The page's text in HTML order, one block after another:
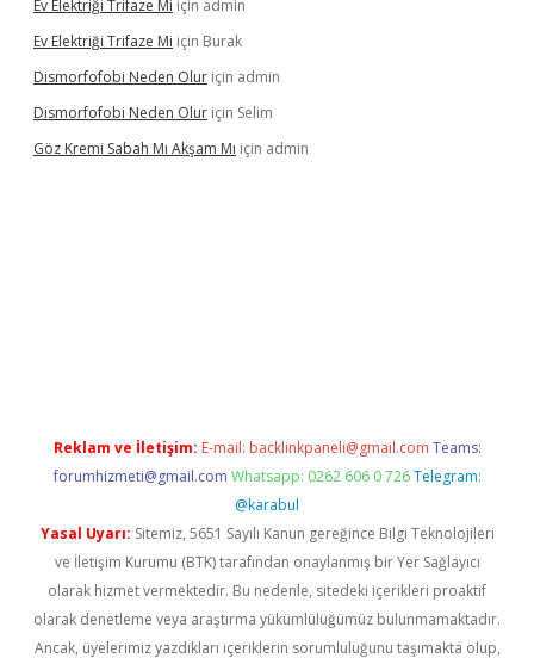
Ev Elektriği Trifaze Mi için admin
Ev Elektriği Trifaze Mi için Burak
Dismorfofobi Neden Olur için admin
Dismorfofobi Neden Olur için Selim
Göz Kremi Sabah Mı Akşam Mı için admin
Reklam ve İletişim: E-mail: backlinkpaneli@gmail.com Teams:
forumhizmeti@gmail.com Whatsapp: 0262 606 0 726 Telegram:
@karabul
Yasal Uyarı: Sitemiz, 5651 Sayılı Kanun gereğince Bilgi Teknolojileri
ve İletişim Kurumu (BTK) tarafından onaylanmış bir Yer Sağlayıcı
olarak hizmet vermektedir. Bu nedenle, sitedeki içerikleri proaktif
olarak denetleme veya araştırma yükümlülüğümüz bulunmamaktadır.
Ancak, üyelerimiz yazdıkları içeriklerin sorumluluğunu taşımakta olup,